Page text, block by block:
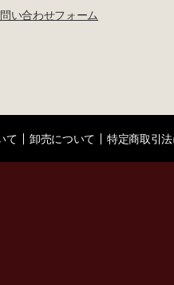
い合わせフォーム
て 卸売について 特定商取引